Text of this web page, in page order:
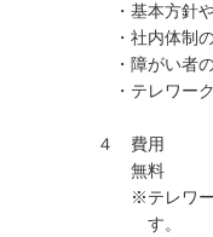
・基本方針
・社内体制
・障がい者
・テレワー
４ 費用
無料
※テレワーク
す。